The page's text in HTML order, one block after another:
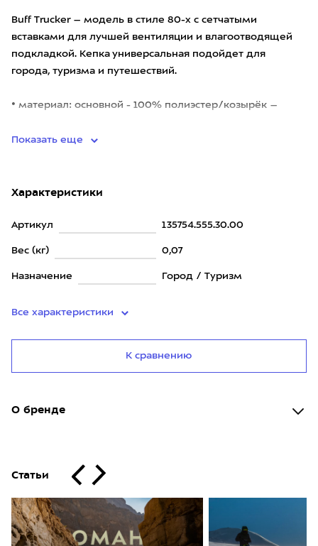
Buff Trucker – модель в стиле 80-х с сетчатыми
вставками для лучшей вентиляции и влагоотводящей
подкладкой. Кепка универсальная подойдет для
города, туризма и путешествий.
• материал: основной - 100% полиэстер/козырёк –
Показать еще
Характеристики
Артикул 135754.555.30.00
Вес (кг) 0,07
Назначение Город / Туризм
Все характеристики
К сравнению
О бренде
Статьи